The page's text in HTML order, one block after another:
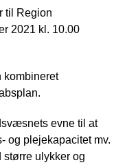
til Region
2021 kl. 10.00
kombineret
evne til at
og plejekapacitet mv.
større ulykker og